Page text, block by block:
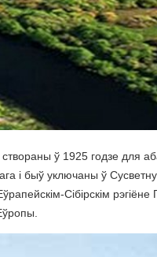
ў 1925 годзе для
і быў уключаны ў
Сібірскім рэгіёне